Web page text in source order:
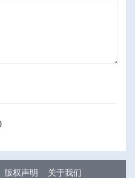
版权声明 关于我们